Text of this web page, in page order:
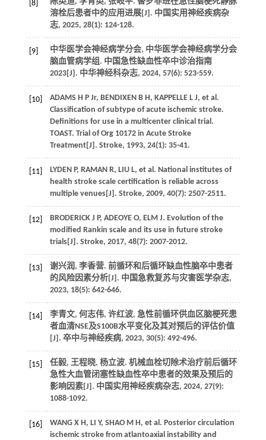
[8]
溶栓后患者中的应用进展[J]. 中国实用神经疾病杂
志, 2025, 28(1): 124-128.
[9]
中华医学会神经病学分会, 中华医学会神经病学分会
脑血管病学组. 中国急性缺血性卒中诊治指南
2023[J]. 中华神经科杂志, 2024, 57(6): 523-559.
[10]
ADAMS H P Jr, BENDIXEN B H, KAPPELLE L J, et al.
Classification of subtype of acute ischemic stroke.
Definitions for use in a multicenter clinical trial.
TOAST. Trial of Org 10172 in Acute Stroke
Treatment[J]. Stroke, 1993, 24(1): 35-41.
[11]
LYDEN P, RAMAN R, LIU L, et al. National institutes of
health stroke scale certification is reliable across
multiple venues[J]. Stroke, 2009, 40(7): 2507-2511.
[12]
BRODERICK J P, ADEOYE O, ELM J. Evolution of the
modified Rankin scale and its use in future stroke
trials[J]. Stroke, 2017, 48(7): 2007-2012.
[13]
谢兴润, 李香营. 前循环和后循环缺血性脑卒中患者
的风险因素分析[J]. 中国急救复苏与灾害医学杂志,
2023, 18(5): 642-646.
[14]
李青文, 何志伟, 许红波, 急性前循环供血区脑梗死患
者血清NSE及S100B水平变化及其对预后的评估价值
[J]. 卒中与神经疾病, 2023, 30(5): 492-496.
[15]
任毅, 王程晓, 杨立波. 机械血栓切除术治疗前后循环
急性大血管闭塞性缺血性卒中患者的效果及预后的
影响因素[J]. 中国实用神经疾病杂志, 2024, 27(9):
1088-1092.
[16]
WANG X H, LI Y, SHAO M H, et al. Posterior circulation
ischemic stroke from atlantoaxial instability and